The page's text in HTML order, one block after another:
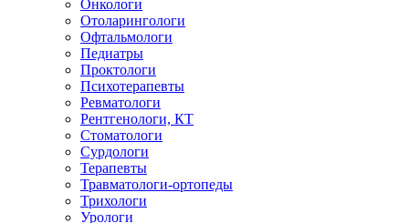
Онкологи
Отоларингологи
Офтальмологи
Педиатры
Проктологи
Психотерапевты
Ревматологи
Рентгенологи, КТ
Стоматологи
Сурдологи
Терапевты
Травматологи-ортопеды
Трихологи
Урологи